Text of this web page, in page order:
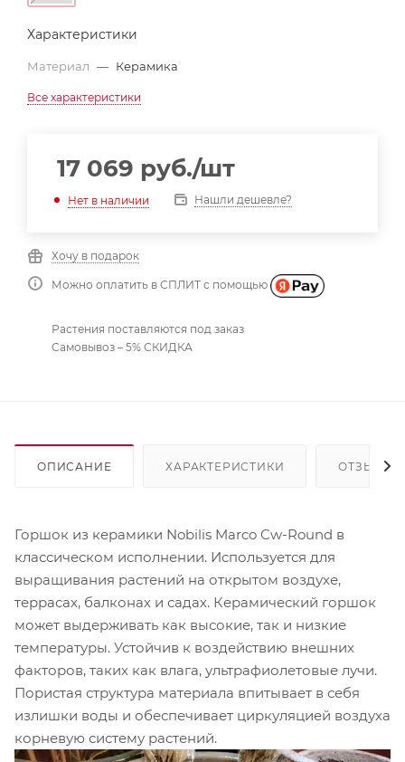
Характеристики
Материал — Керамика
Все характеристики
17 069 руб./шт
Нет в наличии Нашли дешевле?
Хочу в подарок
Можно оплатить в СПЛИТ с помощью
Растения поставляются под заказ
Самовывоз – 5% СКИДКА
ОПИСАНИЕ ХАРАКТЕРИСТИКИ ОТЗЫВЫ
Горшок из керамики Nobilis Marco Cw-Round в
классическом исполнении. Используется для
выращивания растений на открытом воздухе,
террасах, балконах и садах. Керамический горшок
может выдерживать как высокие, так и низкие
температуры. Устойчив к воздействию внешних
факторов, таких как влага, ультрафиолетовые лучи.
Пористая структура материала впитывает в себя
излишки воды и обеспечивает циркуляцией воздуха
корневую систему растений.